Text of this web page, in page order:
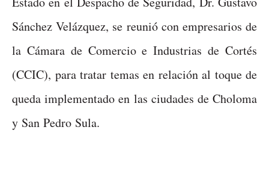
Sánchez Velázquez, se reunió con empresarios de
la Cámara de Comercio e Industrias de Cortés
(CCIC), para tratar temas en relación al toque de
queda implementado en las ciudades de Choloma
y San Pedro Sula.